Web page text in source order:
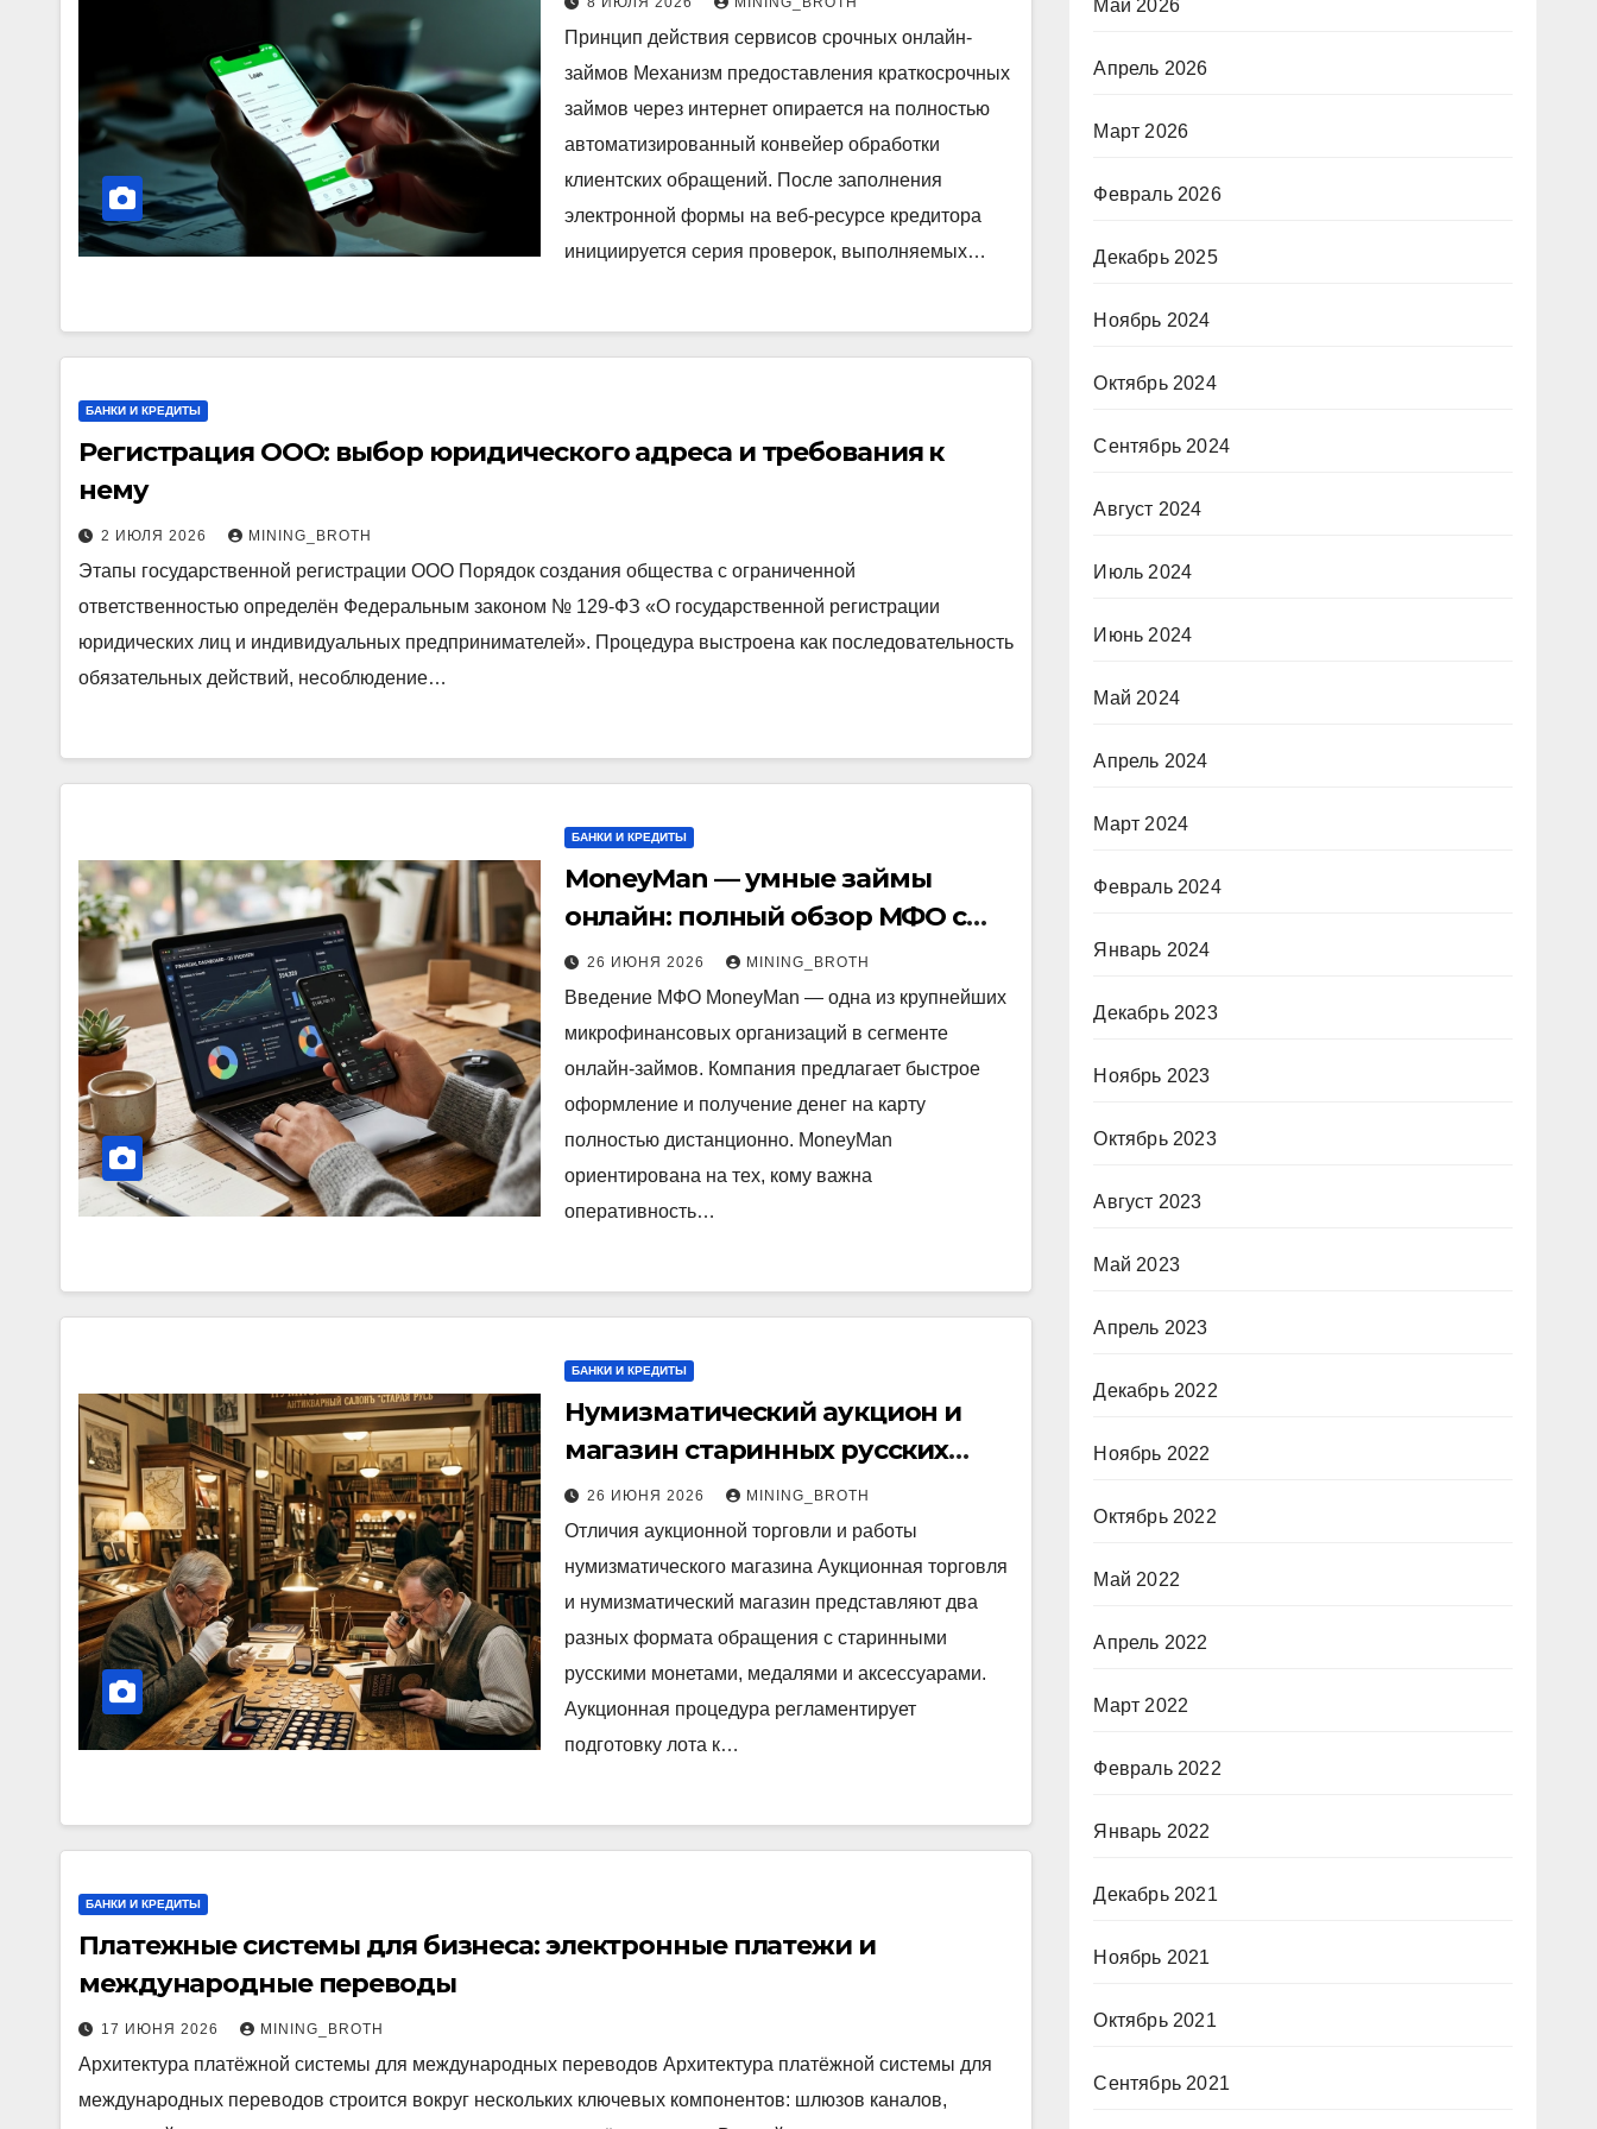
Принцип действия сервисов срочных онлайн-
займов Механизм предоставления краткосрочных
займов через интернет опирается на полностью
автоматизированный конвейер обработки
клиентских обращений. После заполнения
электронной формы на веб-ресурсе кредитора
инициируется серия проверок, выполняемых…
БАНКИ И КРЕДИТЫ
Регистрация ООО: выбор юридического адреса и требования к
нему
2 ИЮЛЯ 2026 MINING_BROTH
Этапы государственной регистрации ООО Порядок создания общества с ограниченной
ответственностью определён Федеральным законом № 129-ФЗ «О государственной регистрации
юридических лиц и индивидуальных предпринимателей». Процедура выстроена как последовательность
обязательных действий, несоблюдение…
БАНКИ И КРЕДИТЫ
MoneyMan — умные займы
онлайн: полный обзор МФО с
историей, условиями и
преимуществами
26 ИЮНЯ 2026 MINING_BROTH
Введение МФО MoneyMan — одна из крупнейших
микрофинансовых организаций в сегменте
онлайн-займов. Компания предлагает быстрое
оформление и получение денег на карту
полностью дистанционно. MoneyMan
ориентирована на тех, кому важна
оперативность…
БАНКИ И КРЕДИТЫ
Нумизматический аукцион и
магазин старинных русских
монет, медалей и аксессуаров:
форматы торгов, проверка
подлинности и оценка
26 ИЮНЯ 2026 MINING_BROTH
Отличия аукционной торговли и работы
нумизматического магазина Аукционная торговля
и нумизматический магазин представляют два
разных формата обращения с старинными
русскими монетами, медалями и аксессуарами.
Аукционная процедура регламентирует
подготовку лота к…
БАНКИ И КРЕДИТЫ
Платежные системы для бизнеса: электронные платежи и
международные переводы
17 ИЮНЯ 2026 MINING_BROTH
Архитектура платёжной системы для международных переводов Архитектура платёжной системы для
международных переводов строится вокруг нескольких ключевых компонентов: шлюзов каналов,
Май 2026
Апрель 2026
Март 2026
Февраль 2026
Декабрь 2025
Ноябрь 2024
Октябрь 2024
Сентябрь 2024
Август 2024
Июль 2024
Июнь 2024
Май 2024
Апрель 2024
Март 2024
Февраль 2024
Январь 2024
Декабрь 2023
Ноябрь 2023
Октябрь 2023
Август 2023
Май 2023
Апрель 2023
Декабрь 2022
Ноябрь 2022
Октябрь 2022
Май 2022
Апрель 2022
Март 2022
Февраль 2022
Январь 2022
Декабрь 2021
Ноябрь 2021
Октябрь 2021
Сентябрь 2021